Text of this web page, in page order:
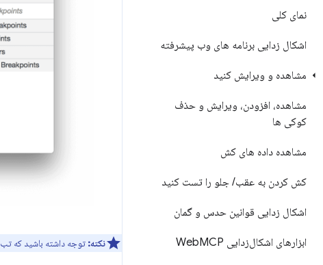
نمای کلی
اشکال زدایی برنامه های وب پیشرفته
مشاهده و ویرایش کنید
مشاهده، افزودن، ویرایش و حذف
کوکی ها
مشاهده داده های کش
کش کردن به عقب/ جلو را تست کنید
اشکال زدایی قوانین حدس و گمان
ابزارهای اشکال‌زدایی Web MCP نکته: توجه داشته باشید که تب